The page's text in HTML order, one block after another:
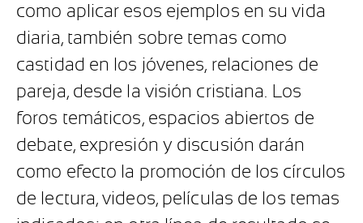
como aplicar esos ejemplos en su vida
diaria, también sobre temas como
castidad en los jóvenes, relaciones de
pareja, desde la visión cristiana. Los
foros temáticos, espacios abiertos de
debate, expresión y discusión darán
como efecto la promoción de los círculos
de lectura, videos, películas de los temas